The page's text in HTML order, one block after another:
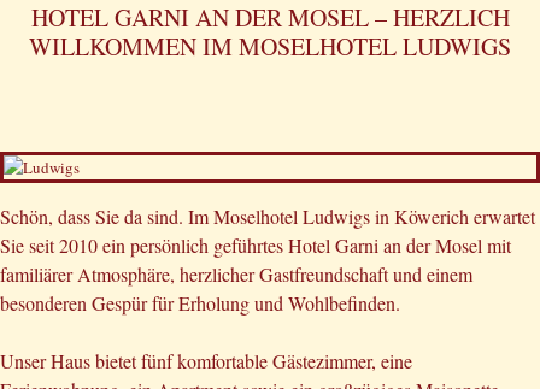
HOTEL GARNI AN DER MOSEL – HERZLICH
WILLKOMMEN IM MOSELHOTEL LUDWIGS
Schön, dass Sie da sind. Im Moselhotel Ludwigs in Köwerich erwartet
Sie seit 2010 ein persönlich geführtes Hotel Garni an der Mosel mit
familiärer Atmosphäre, herzlicher Gastfreundschaft und einem
besonderen Gespür für Erholung und Wohlbefinden.
Unser Haus bietet fünf komfortable Gästezimmer, eine